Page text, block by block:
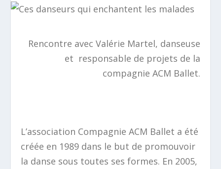
Rencontre avec Valérie Martel, danseuse
et responsable de projets de la
compagnie ACM Ballet.
L’association Compagnie ACM Ballet a été
créée en 1989 dans le but de promouvoir
la danse sous toutes ses formes. En 2005,